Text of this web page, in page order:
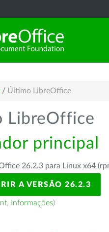
/ Último LibreOffice
LibreOffice
principal
26.2.3 para Linux x64
A VERSÃO 26.2.3
, Informações)